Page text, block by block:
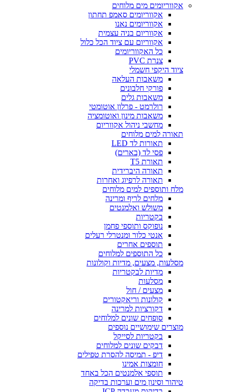
אקווריומים מים מלוחים
אקווריומים סאמפ תחתון
אקווריומים נאנו
אקווריום בניה עצמית
אקווריום עם ציוד הכל כלול
כל האקווריומים
צנרת PVC
ציוד היקפי חשמלי
משאבות העלאה
פורקי חלבונים
משאבות גלים
רולרמט - פרלון אוטומטי
משאבות מינון ואוטומציה
מחשבי ניהול אקווריום
תאורה למים מלוחים
תאורות לד LED
פסי לד (בארים)
תאורת T5
תאורה היברידית
תאורה לרפיוג ואחרות
מלח ותוספים למים מלוחים
מלחים לריף ומרינה
משולש ואלמנטים
בקטריות
נופוקס ותוספי פחמן
אנטי כלור ומנטרלי רעלים
תוספים אחרים
כל התוספים למלוחים
מסלעות, מצעים, מדיות וקולונות
מדיות לבקטריות
מסלעות
מצעים / חול
קולונות וריאקטורים
דקורציות למרינה
סופחים שונים למלוחים
מוצרים שימושיים נוספים
בקטריות לסייקל
דבקים שונים למלוחים
דיפ - תמיסה להסרת טפילים
חומצות אמינו
תוספי אלמנטים הכל באחד
טיהור וסינון מים וערכות בדיקה